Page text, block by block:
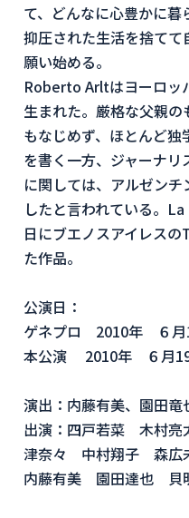
て、どんなに心豊かに暮
抑圧された生活を捨て
願い始める。
Roberto Arltはヨーロッ
生まれた。厳格な父親
もなじめず、ほとんど
を書く一方、ジャーナ
に関しては、アルゼン
したと言われている。
日にブエノスアイレス
た作品。
公演日：
ゲネプロ 2010年 ６月
本公演 2010年 ６月19
演出：内藤有美、園田竜
出演：四戸若菜 木村
津奈々 中村翔子 森
内藤有美 園田達也 貝